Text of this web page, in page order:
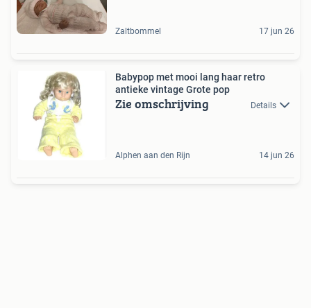
Zaltbommel 17 jun 26
Babypop met mooi lang haar retro
antieke vintage Grote pop
Zie omschrijving Details
Alphen aan den Rijn 14 jun 26